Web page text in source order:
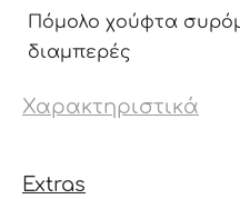
Πόμολο χούφτα
διαμπερές
Χαρακτηριστικά
Extras